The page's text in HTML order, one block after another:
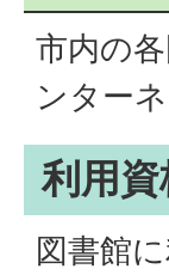
市内の
ンター
利用資
図書館